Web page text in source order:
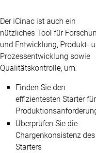
Der iCinac ist auch ein
nützliches Tool für
und Entwicklung, Produkt-
Prozessentwicklung sowie
Qualitätskontrolle, um:
Finden Sie den
effizientesten Starter für
Überprüfen Sie die
Chargenkonsistenz des
Starters